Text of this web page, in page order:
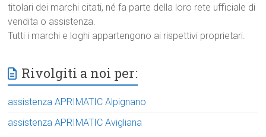
titolari dei marchi citati, né fa parte della loro rete ufficiale di
vendita o assistenza.
Tutti i marchi e loghi appartengono ai rispettivi proprietari.
Rivolgiti a noi per:
assistenza APRIMATIC Alpignano
assistenza APRIMATIC Avigliana